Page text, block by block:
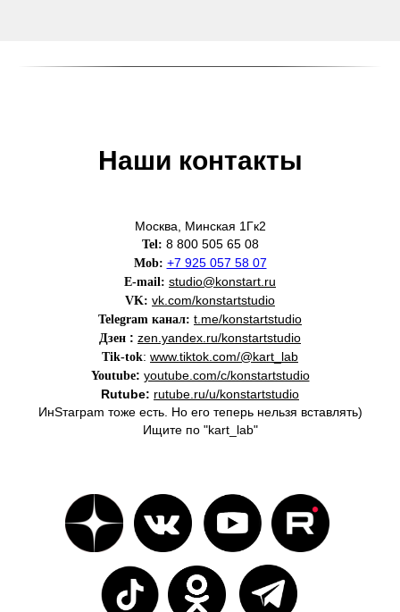
Наши контакты
Москва, Минская 1Гк2
Tel: 8 800 505 65 08
Mob: +7 925 057 58 07
E-mail: studio@konstart.ru
VK: vk.com/konstartstudio
Telegram канал: t.me/konstartstudio
Дзен : zen.yandex.ru/konstartstudio
Tik-tok: www.tiktok.com/@kart_lab
Youtube: youtube.com/c/konstartstudio
Rutube: rutube.ru/u/konstartstudio
ИнSтаграm тоже есть. Но его теперь нельзя вставлять)
Ищите по "kart_lab"